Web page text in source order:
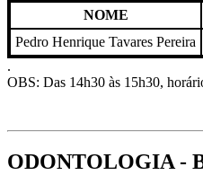
NOME
Pedro Henrique Tavares Pereira
.
OBS: Das 14h30 às 15h30,
ODONTOLOGIA -